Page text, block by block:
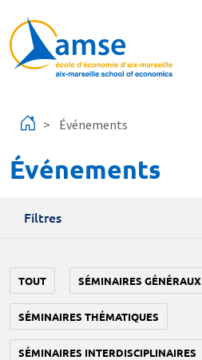
Événements
Événements
Filtres
TOUT SÉMINAIRES GÉNÉRAUX
SÉMINAIRES THÉMATIQUES
SÉMINAIRES INTERDISCIPLINAIRES